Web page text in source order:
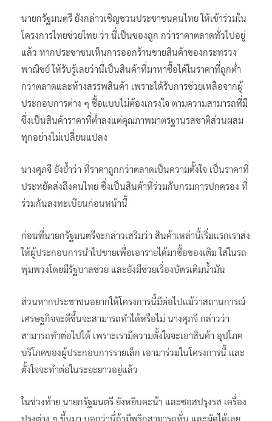
นายกรัฐมนตรี ยังกล่าวเชิญชวนประชาชนคนไทย ให้เข้าร่วมใน
โครงการไทยช่วยไทย ว่า นี่เป็นของถูก กว่าราคาตลาดทั่วไปอยู่
แล้ว หากประชาชนเห็นการออกร้านขายสินค้าของกระทรวง
พาณิชย์ ให้รับรู้เลยว่านี่เป็นสินค้าที่มาหาซื้อได้ในราคาที่ถูกต่ำ
กว่าตลาดและห้างสรรพสินค้า เพราะได้รับการช่วยเหลือจากผู้
ประกอบการต่าง ๆ ซื้อแบบไม่ต้องเกรงใจ ตามความสามารถที่มี
ซึ่งเป็นสินค้าราคาที่ต่ำลงแต่คุณภาพมาตรฐานรสชาติส่วนผสม
ทุกอย่างไม่เปลี่ยนแปลง
นางศุภจี ยังย้ำว่า ที่ราคาถูกกว่าตลาดเป็นความตั้งใจ เป็นราคาที่
ประหยัดส่งถึงคนไทย ซึ่งเป็นสินค้าที่ร่วมกับกรมการปกครอง ที่
ร่วมกันลงทะเบียนก่อนหน้านี้
ก่อนที่นายกรัฐมนตรีจะกล่าวเสริมว่า สินค้าเหล่านี้เริ่มแรกเราส่ง
ให้ผู้ประกอบการนำไปขายเพื่อเอารายได้มาซื้อของเติม ใส่ในรถ
พุ่มพวงโดยมีรัฐบาลช่วย และยังมีช่วยเรื่องบัตรเติมน้ำมัน
ส่วนหากประชาชนอยากให้โครงการนี้มีต่อไปแม้ว่าสถานการณ์
เศรษฐกิจจะดีขึ้นจะสามารถทำได้หรือไม่ นางศุภจี กล่าวว่า
สามารถทำต่อไปได้ เพราะเรามีความตั้งใจจะเอาสินค้า อุปโภค
บริโภคของผู้ประกอบการรายเล็ก เอามาร่วมในโครงการนี้ และ
ตั้งใจจะทำต่อในระยะยาวอยู่แล้ว
ในช่วงท้าย นายกรัฐมนตรี ยังหยิบคะน้า และซอสปรุงรส เครื่อง
ปรุงต่าง ๆ ขึ้นมา บอกว่านี่ถ้ามีพริกสามารถหั่น และผัดได้เลย